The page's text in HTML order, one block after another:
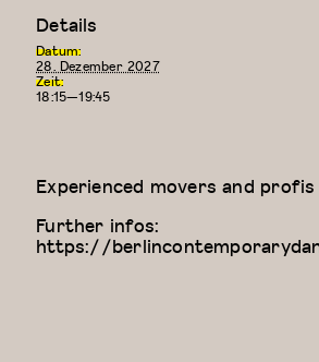
Experienced movers and profis
Further infos:
https://
Details
Datum:
28. Dezember 2027
Zeit:
18:15—19:45